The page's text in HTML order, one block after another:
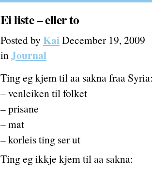
Ei liste – eller to
Posted by KaiDecember 19, 2009
inJournal
Ting eg kjem til aa sakna fraa
– venleiken til folket
– prisane
– mat
– korleis ting ser ut
Ting eg ikkje kjem til aa sakna: